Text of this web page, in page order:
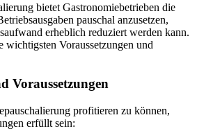
bietet Gastronomiebetrieben die
pauschal anzusetzen,
erheblich reduziert werden kann.
wichtigsten Voraussetzungen und
Voraussetzungen
profitieren zu können,
erfüllt sein: